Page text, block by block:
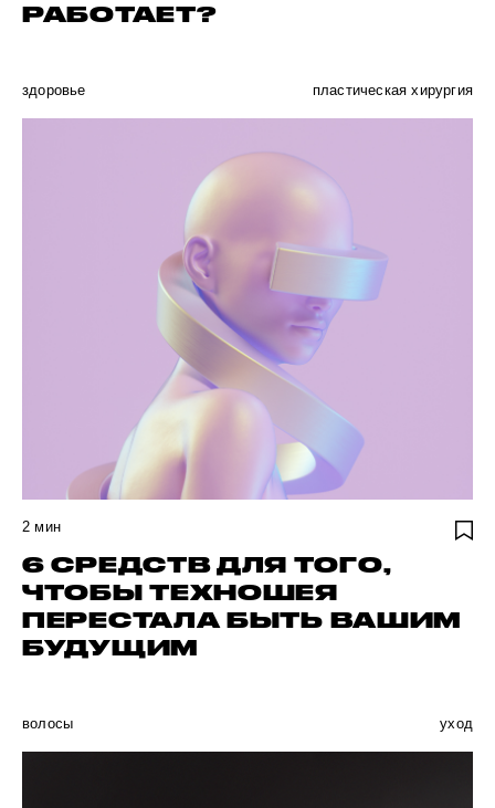
РАБОТАЕТ?
здоровье пластическая хирургия
2 мин
6 СРЕДСТВ ДЛЯ ТОГО,
ЧТОБЫ ТЕХНОШЕЯ
ПЕРЕСТАЛА БЫТЬ ВАШИМ
БУДУЩИМ
волосы уход